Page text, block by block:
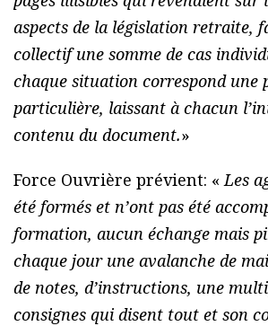
aspects de la législation retraite,
collectif une somme de cas
chaque situation correspond une
particulière, laissant à chacun
contenu du document.»
Force Ouvrière prévient: «Les
été formés et n’ont pas été
formation, aucun échange mais
chaque jour une avalanche de
de notes, d’instructions, une
consignes qui disent tout et son